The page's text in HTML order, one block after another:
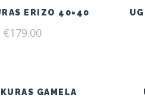
ERIZO 40×40
€179.00
GAMELA